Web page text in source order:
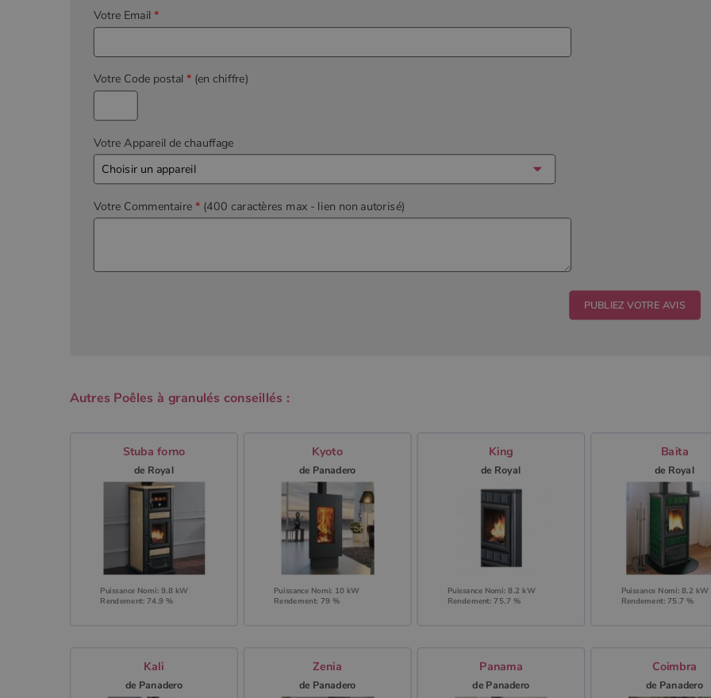
Votre Email *
Votre Code postal * (en chiffre)
Votre Appareil de chauffage
Votre Commentaire * (400 caractères max - lien non autorisé)
Autres Poêles à granulés conseillés :
Stuba forno
de Royal
Puissance Nomi: 9.8 kW
Rendement: 74.9 %
Kyoto
de Panadero
Puissance Nomi: 10 kW
Rendement: 79 %
King
de Royal
Puissance Nomi: 8.2 kW
Rendement: 75.7 %
Baita
de Royal
Puissance Nomi: 8.2 kW
Rendement: 75.7 %
Kali
de Panadero
Zenia
de Panadero
Panama
de Panadero
Coimbra
de Panadero